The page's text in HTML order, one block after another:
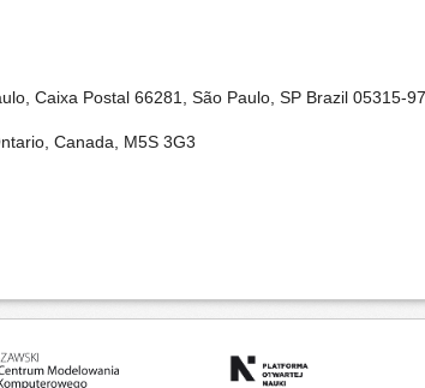
Caixa Postal 66281, São Paulo, SP Brazil 05315-
Canada, M5S 3G3